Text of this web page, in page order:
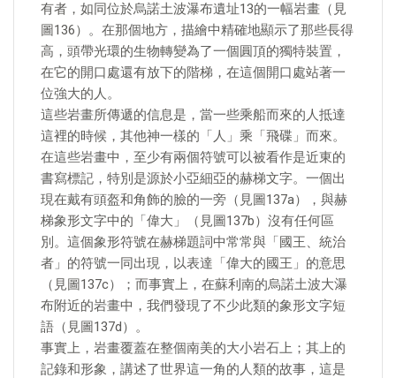
有者，如同位於烏諾土波瀑布遺址13的一幅岩畫（見
圖136）。在那個地方，描繪中精確地顯示了那些長得
高，頭帶光環的生物轉變為了一個圓頂的獨特裝置，
在它的開口處還有放下的階梯，在這個開口處站著一
位強大的人。
這些岩畫所傳遞的信息是，當一些乘船而來的人抵達
這裡的時候，其他神一樣的「人」乘「飛碟」而來。
在這些岩畫中，至少有兩個符號可以被看作是近東的
書寫標記，特別是源於小亞細亞的赫梯文字。一個出
現在戴有頭盔和角飾的臉的一旁（見圖137a），與赫
梯象形文字中的「偉大」（見圖137b）沒有任何區
別。這個象形符號在赫梯題詞中常常與「國王、統治
者」的符號一同出現，以表達「偉大的國王」的意思
（見圖137c）；而事實上，在蘇利南的烏諾土波大瀑
布附近的岩畫中，我們發現了不少此類的象形文字短
語（見圖137d）。
事實上，岩畫覆蓋在整個南美的大小岩石上；其上的
記錄和形象，講述了世界這一角的人類的故事，這是